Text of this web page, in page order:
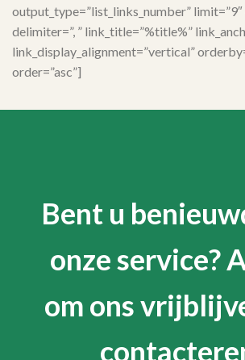
output_type=”list_links_number” limit=”9″
delimiter=”, ” link_title=”%title%”
link_display_alignment=”vertical”
order=”asc”]
Bent u
onze service?
om ons